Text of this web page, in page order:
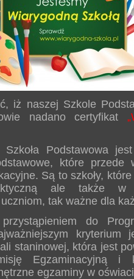
iż naszej Szkole
nadano certyfikat
Szkoła Podstawowa
które przede
Są to szkoły,
ale także w
tak ważne dla
do
kryterium
staninowej, która jest
Egzaminacyjną i
egzaminy w